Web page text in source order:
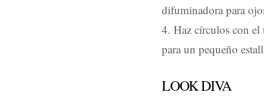
difuminadora para
4. Haz círculos con
para un pequeño
LOOK DIVA